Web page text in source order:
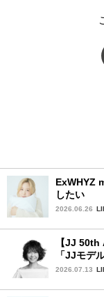
ExWHYZ
したい
2026.06.26
【JJ
「JJモデ
2026.07.13